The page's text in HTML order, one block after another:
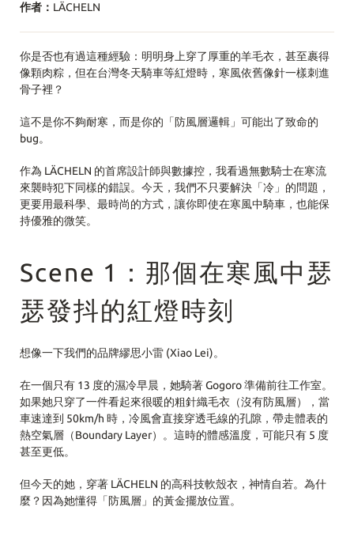
作者： LÄCHELN
你是否也有過這種經驗：明明身上穿了厚重的羊毛衣，甚至裹得
像顆肉粽，但在台灣冬天騎車等紅燈時，寒風依舊像針一樣刺進
骨子裡？
這不是你不夠耐寒，而是你的「防風層邏輯」可能出了致命的
bug。
作為 LÄCHELN 的首席設計師與數據控，我看過無數騎士在寒流
來襲時犯下同樣的錯誤。今天，我們不只要解決「冷」的問題，
更要用最科學、最時尚的方式，讓你即使在寒風中騎車，也能保
持優雅的微笑。
Scene 1：那個在寒風中瑟
瑟發抖的紅燈時刻
想像一下我們的品牌繆思小雷 (Xiao Lei)。
在一個只有 13 度的濕冷早晨，她騎著 Gogoro 準備前往工作室。
如果她只穿了一件看起來很暖的粗針織毛衣（沒有防風層），當
車速達到 50km/h 時，冷風會直接穿透毛線的孔隙，帶走體表的
熱空氣層（Boundary Layer）。這時的體感溫度，可能只有 5 度
甚至更低。
但今天的她，穿著 LÄCHELN 的高科技軟殼衣，神情自若。為什
麼？因為她懂得「防風層」的黃金擺放位置。